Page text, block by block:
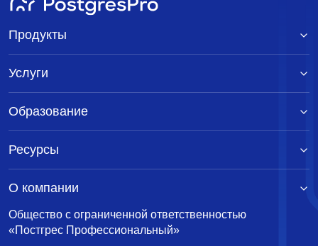
Общество с ограниченной ответственностью
«Постгрес Профессиональный»
Продукты
Услуги
Образование
Ресурсы
О компании